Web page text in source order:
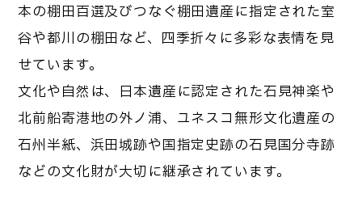
本の棚田百選及びつなぐ棚田遺産に指定された室
谷や都川の棚田など、四季折々に多彩な表情を見
せています。
文化や自然は、日本遺産に認定された石見神楽や
北前船寄港地の外ノ浦、ユネスコ無形文化遺産の
石州半紙、浜田城跡や国指定史跡の石見国分寺跡
などの文化財が大切に継承されています。